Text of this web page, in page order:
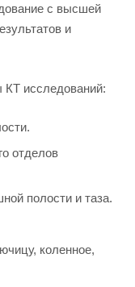
с высшей
и
исследований:
отделов
полости и таза.
коленное,